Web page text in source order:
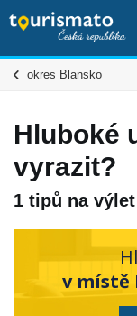
okres Blansko
Hluboké
vyrazit?
1 tipů na
v místě